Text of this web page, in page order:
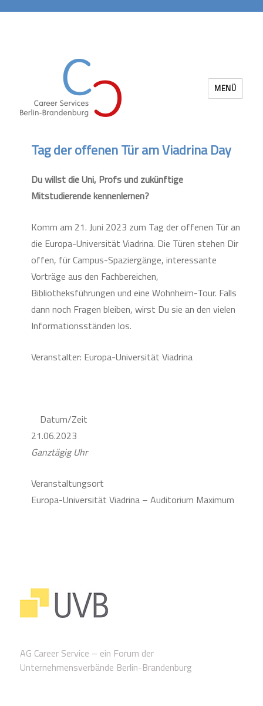
MENÜ
Tag der offenen Tür am Viadrina Day
Du willst die Uni, Profs und zukünftige
Mitstudierende kennenlernen?
Komm am 21. Juni 2023 zum Tag der offenen Tür an
die Europa-Universität Viadrina. Die Türen stehen Dir
offen, für Campus-Spaziergänge, interessante
Vorträge aus den Fachbereichen,
Bibliotheksführungen und eine Wohnheim-Tour. Falls
dann noch Fragen bleiben, wirst Du sie an den vielen
Informationsständen los.
Veranstalter: Europa-Universität Viadrina
Datum/Zeit
21.06.2023
Ganztägig Uhr
Veranstaltungsort
Europa-Universität Viadrina – Auditorium Maximum
AG Career Service – ein Forum der
Unternehmensverbände Berlin-Brandenburg